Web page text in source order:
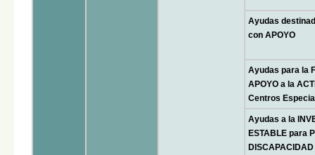
Ayudas
con APOYO
Ayudas para la
APOYO a la
Centros
Ayudas a la
ESTABLE para